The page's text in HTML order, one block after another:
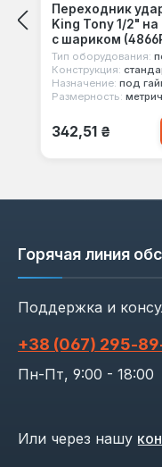
Переходник
King Tony 1/2" на
с шариком
Тип оборудования:
Конструкция:
Назначение: под
Размерность:
Обычная цена:
342,51 ₴
Горячая линия
Поддержка и
+38 (067)
Пн-Пт, 9:00 - 18:00
Или через нашу